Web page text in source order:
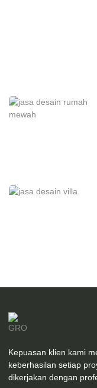
Kepuasan klien kami
keberhasilan setiap
dikerjakan dengan